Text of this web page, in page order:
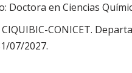
Doctora en Ciencias
CONICET.
07/2027.